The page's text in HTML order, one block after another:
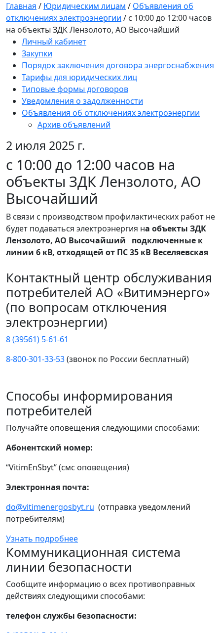
Главная / Юридическим лицам / Объявления об
отключениях электроэнергии / с 10:00 до 12:00 часов
на объекты ЗДК Лензолото, АО Высочайший
Личный кабинет
Закупки
Порядок заключения договора энергоснабжения
Тарифы для юридических лиц
Типовые формы договоров
Уведомления о задолженности
Объявления об отключениях электроэнергии
Архив объявлений
2 июля 2025 г.
с 10:00 до 12:00 часов на
объекты ЗДК Лензолото, АО
Высочайший
В связи с производством профилактических работ не
будет подаваться электроэнергия на объекты ЗДК
Лензолото, АО Высочайший подключенные к
линии 6 кВ, отходящей от ПС 35 кВ Веселяевская
Контактный центр обслуживания
потребителей АО «Витимэнерго»
(по вопросам отключения
электроэнергии)
8 (39561) 5-61-61
8-800-301-33-53(звонок по России бесплатный)
Способы информирования
потребителей
Получайте оповещения следующими способами:
Абонентский номер:
“VitimEnSbyt” (смс оповещения)
Электронная почта:
do@vitimenergosbyt.ru (отправка уведомлений
потребителям)
Узнать подробнее
Коммуникационная система
линии безопасности
Сообщите информацию о всех противоправных
действиях следующими способами:
телефон службы безопасности: